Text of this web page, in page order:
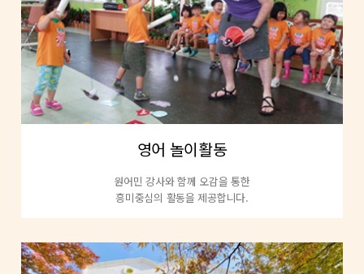
영어 놀이활동
원어민 강사와 함께 오감을 통한
흥미중심의 활동을 제공합니다.